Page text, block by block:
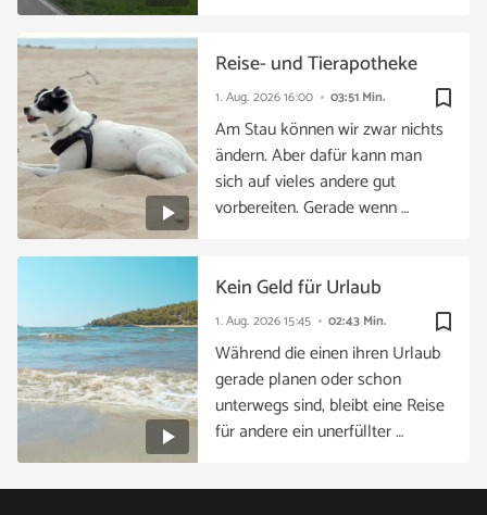
bookmark_border
1. Aug. 202616:00 03:51 Min.
Reise- und Tierapotheke
Am Stau können wir zwar nichts
ändern. Aber dafür kann man
sich auf vieles andere gut
vorbereiten. Gerade wenn …
bookmark_border
1. Aug. 202615:45 02:43 Min.
Kein Geld für Urlaub
Während die einen ihren Urlaub
gerade planen oder schon
unterwegs sind, bleibt eine Reise
für andere ein unerfüllter …